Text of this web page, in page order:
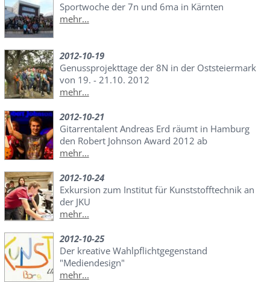
Sportwoche der 7n und 6ma in Kärnten
mehr...
2012-10-19
Genussprojekttage der 8N in der Oststeiermark
von 19. - 21.10. 2012
mehr...
2012-10-21
Gitarrentalent Andreas Erd räumt in Hamburg
den Robert Johnson Award 2012 ab
mehr...
2012-10-24
Exkursion zum Institut für Kunststofftechnik an
der JKU
mehr...
2012-10-25
Der kreative Wahlpflichtgegenstand
"Mediendesign"
mehr...